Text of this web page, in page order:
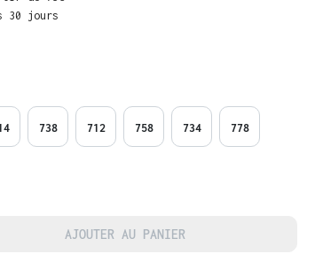
30 jours
738 712 758 734 778
: Entrez la quantité
AJOUTER AU PANIER